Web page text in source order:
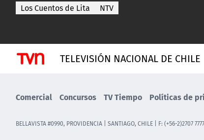
Los Cuentos de Lita NTV
TELEVISIÓN NACIONAL DE CHILE
Comercial Concursos TV Tiempo Políticas de
BELLAVISTA #0990, PROVIDENCIA | SANTIAGO, CHILE | F: (+56-2)2707 7777